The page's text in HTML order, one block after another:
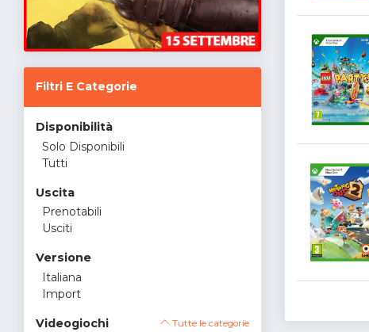
Filtri E Categorie
Disponibilità
Solo Disponibili
Tutti
Uscita
Prenotabili
Usciti
Versione
Italiana
Import
Videogiochi Tutte le categorie